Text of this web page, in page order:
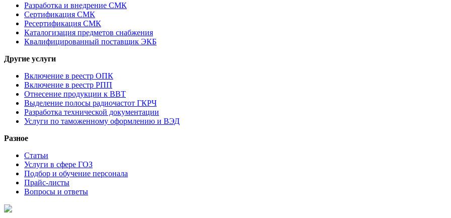
Разработка и внедрение СМК
Сертификация СМК
Ресертификация СМК
Каталогизация предметов снабжения
Квалифицированный поставщик ЭКБ
Другие услуги
Включение в реестр ОПК
Включение в реестр РПП
Отнесение продукции к ВВТ
Выделение полосы радиочастот ГКРЧ
Разработка технической документации
Услуги по таможенному оформлению и ВЭД
Разное
Статьи
Услуги в сфере ГОЗ
Подбор и обучение персонала
Прайс-листы
Вопросы и ответы